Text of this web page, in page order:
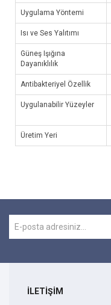
Uygulama Yöntemi
Isı ve Ses Yalıtımı
Güneş Işığına
Dayanıklılık
Antibakteriyel Özellik
Uygulanabilir Yüzeyler
Üretim Yeri
İLETİŞİM